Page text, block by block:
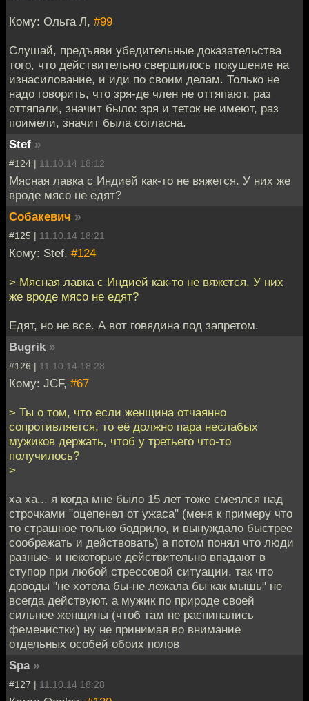
Кому: Ольга Л, #99
Слушай, предъяви убедительные доказательства
того, что действительно свершилось покушение на
изнасилование, и иди по своим делам. Только не
надо говорить, что зря-де член не оттяпают, раз
оттяпали, значит было: зря и теток не имеют, раз
поимели, значит была согласна.
Stef »
#124 | 11.10.14 18:12
Мясная лавка с Индией как-то не вяжется. У них же
вроде мясо не едят?
Собакевич »
#125 | 11.10.14 18:21
Кому: Stef, #124
> Мясная лавка с Индией как-то не вяжется. У них
же вроде мясо не едят?
Едят, но не все. А вот говядина под запретом.
Bugrik »
#126 | 11.10.14 18:28
Кому: JCF, #67
> Ты о том, что если женщина отчаянно
сопротивляется, то её должно пара неслабых
мужиков держать, чтоб у третьего что-то
получилось?
>
ха ха... я когда мне было 15 лет тоже смеялся над
строчками "оцепенел от ужаса" (меня к примеру что
то страшное только бодрило, и вынуждало быстрее
соображать и действовать) а потом понял что люди
разные- и некоторые действительно впадают в
ступор при любой стрессовой ситуации. так что
доводы "не хотела бы-не лежала бы как мышь" не
всегда действуют. а мужик по природе своей
сильнее женщины (чтоб там не распинались
феменистки) ну не принимая во внимание
отдельных особей обоих полов
Spa »
#127 | 11.10.14 18:28